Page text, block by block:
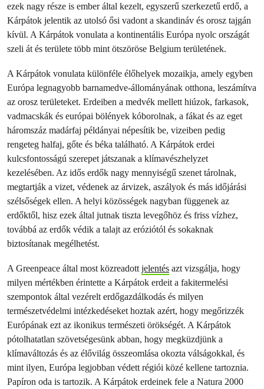
ezek nagy része is ember által kezelt, egyszerű szerkezetű erdő, a
Kárpátok jelentik az utolsó ősi vadont a skandináv és orosz tajgán
kívül. A Kárpátok vonulata a kontinentális Európa nyolc országát
szeli át és területe több mint ötszöröse Belgium területének.
A Kárpátok vonulata különféle élőhelyek mozaikja, amely egyben
Európa legnagyobb barnamedve-állományának otthona, leszámítva
az orosz területeket. Erdeiben a medvék mellett hiúzok, farkasok,
vadmacskák és európai bölények kóborolnak, a fákat és az eget
háromszáz madárfaj példányai népesítik be, vizeiben pedig
rengeteg halfaj, gőte és béka található. A Kárpátok erdei
kulcsfontosságú szerepet játszanak a klímavészhelyzet
kezelésében. Az idős erdők nagy mennyiségű szenet tárolnak,
megtartják a vizet, védenek az árvizek, aszályok és más időjárási
szélsőségek ellen. A helyi közösségek nagyban függenek az
erdőktől, hisz ezek által jutnak tiszta levegőhöz és friss vízhez,
továbbá az erdők védik a talajt az eróziótól és sokaknak
biztosítanak megélhetést.
A Greenpeace által most közreadottjelentés azt vizsgálja, hogy
milyen mértékben érintette a Kárpátok erdeit a fakitermelési
szempontok által vezérelt erdőgazdálkodás és milyen
természetvédelmi intézkedéseket hoztak azért, hogy megőrizzék
Európának ezt az ikonikus természeti örökségét. A Kárpátok
pótolhatatlan szövetségesünk abban, hogy megküzdjünk a
klímaváltozás és az élővilág összeomlása okozta válságokkal, és
mint ilyen, Európa legjobban védett régiói közé kellene tartoznia.
Papíron oda is tartozik. A Kárpátok erdeinek fele a Natura 2000